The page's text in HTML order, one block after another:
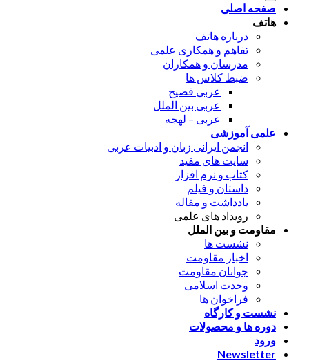
صفحه اصلی
هاتف
درباره هاتف
تفاهم و همکاری علمی
مدرسان و همکاران
ضبط کلاس ها
عربی فصیح
عربی بین الملل
عربی – لهجه
علمی آموزشی
انجمن ایرانی زبان و ادبیات عربی
سایت های مفید
کتاب و نرم افزار
داستان و فیلم
یادداشت و مقاله
رویداد های علمی
مقاومت و بین الملل
نشست ها
اخبار مقاومت
جوانان مقاومت
وحدت اسلامی
فراخوان ها
نشست و کارگاه
دوره ها و محصولات
ورود
Newsletter